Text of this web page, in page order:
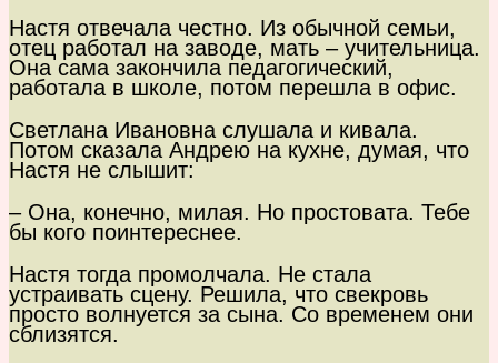
Настя отвечала честно. Из обычной семьи,
отец работал на заводе, мать – учительница.
Она сама закончила педагогический,
работала в школе, потом перешла в офис.
Светлана Ивановна слушала и кивала.
Потом сказала Андрею на кухне, думая, что
Настя не слышит:
– Она, конечно, милая. Но простовата. Тебе
бы кого поинтереснее.
Настя тогда промолчала. Не стала
устраивать сцену. Решила, что свекровь
просто волнуется за сына. Со временем они
сблизятся.